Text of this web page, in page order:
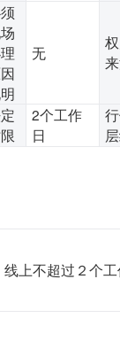
无
2个工作
日
上不超过２个工